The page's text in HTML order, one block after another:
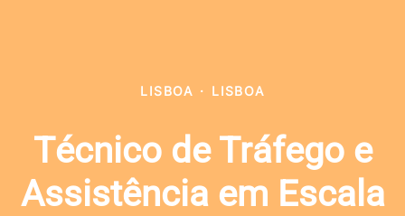
LISBOA · LISBOA
Técnico de Tráfego e
Assistência em Escala